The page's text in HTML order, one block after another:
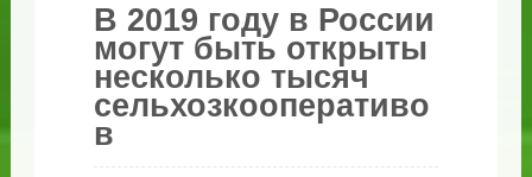
В 2019 году в России
могут быть открыты
несколько тысяч
сельхозкооперативо
в